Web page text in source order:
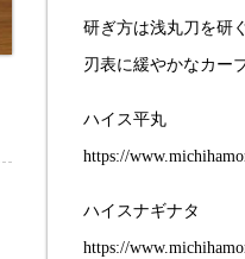
研ぎ方は浅丸刀を研
刃表に緩やかなカー
ハイス平丸
https://
ハイスナギナタ
https://